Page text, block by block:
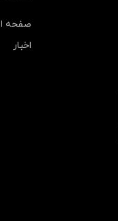
صفحه
اخبار